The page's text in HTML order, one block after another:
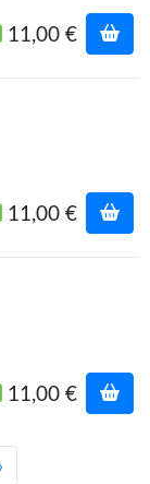
11,00 €
11,00 €
11,00 €